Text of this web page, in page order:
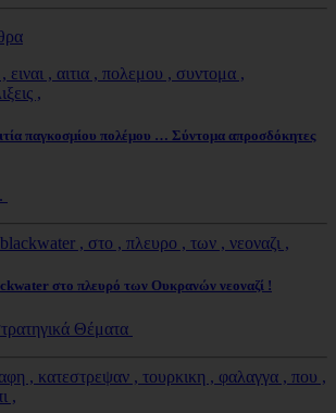
παγκοσμίου πολέμου … Σύντομα απροσδόκητες
στο πλευρό των Ουκρανών νεοναζί !
Θέματα